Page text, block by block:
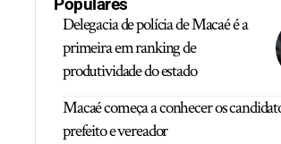
Populares
Delegacia de polícia de Macaé é a
primeira em ranking de
produtividade do estado
Macaé começa a conhecer os
prefeito e vereador